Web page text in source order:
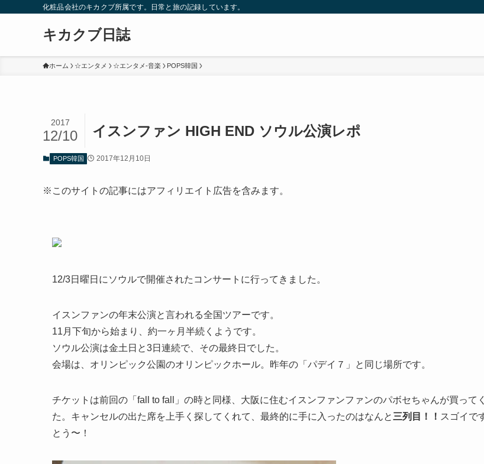
化粧品会社のキカクブ所属です。日常と旅の記録しています。
キカクブ日誌
ホーム ☆エンタメ ☆エンタメ-音楽 POPS韓国
イスンファン HIGH END ソウル公演レポ
2017
12/10
POPS韓国 2017年12月10日
※このサイトの記事にはアフィリエイト広告を含みます。
12/3日曜日にソウルで開催されたコンサートに行ってきました。
イスンファンの年末公演と言われる全国ツアーです。
11月下旬から始まり、約一ヶ月半続くようです。
ソウル公演は金土日と3日連続で、その最終日でした。
会場は、オリンピック公園のオリンピックホール。昨年の「パデイ７」と同じ場所です。
チケットは前回の「fall to fall」の時と同様、大阪に住むイスンファンファンのパボセちゃんが買って
た。キャンセルの出た席を上手く探してくれて、最終的に手に入ったのはなんと 三列目！！ スゴイで
とう〜！